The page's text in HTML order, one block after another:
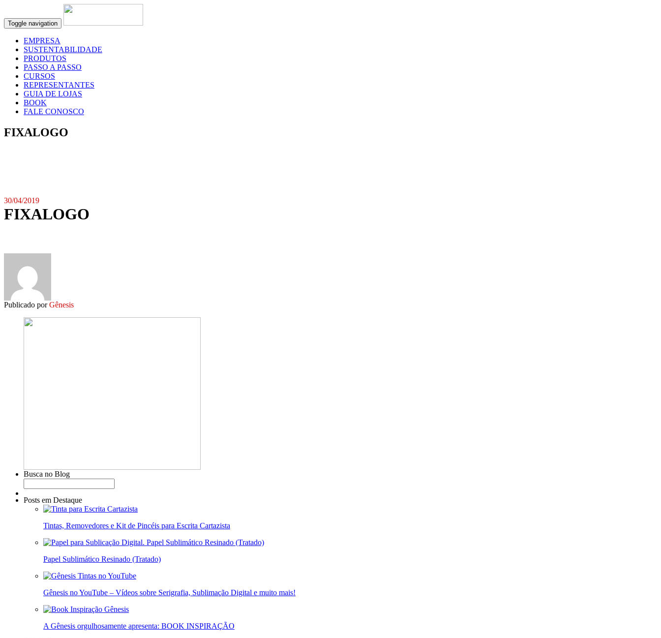
Toggle navigation
EMPRESA
SUSTENTABILIDADE
PRODUTOS
PASSO A PASSO
CURSOS
REPRESENTANTES
GUIA DE LOJAS
BOOK
FALE CONOSCO
FIXALOGO
30/04/2019
FIXALOGO
Publicado porGênesis
Busca no Blog
Posts em Destaque
Tintas, Removedores e Kit de Pincéis para Escrita Cartazista
Papel Sublimático Resinado (Tratado)
Gênesis no YouTube – Vídeos sobre Serigrafia, Sublimação Digital e muito mais!
A Gênesis orgulhosamente apresenta: BOOK INSPIRAÇÃO